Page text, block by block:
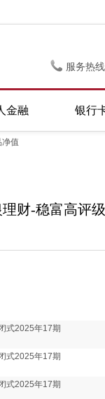
服务热
金融 银行
值
财-稳富高评
式2025年17期
式2025年17期
式2025年17期